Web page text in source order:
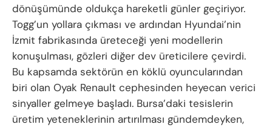
dönüşümünde oldukça hareketli günler geçiriyor.
Togg’un yollara çıkması ve ardından Hyundai’nin
İzmit fabrikasında üreteceği yeni modellerin
konuşulması, gözleri diğer dev üreticilere çevirdi.
Bu kapsamda sektörün en köklü oyuncularından
biri olan Oyak Renault cephesinden heyecan verici
sinyaller gelmeye başladı. Bursa’daki tesislerin
üretim yeteneklerinin artırılması gündemdeyken,